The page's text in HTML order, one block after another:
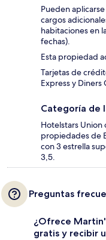
Pueden
cargos
habitaciones en
fechas).
Esta propiedad
Tarjetas de
Express y Diners
Categoría de
Hotelstars Union
propiedades de
con 3 estrella
3,5.
Preguntas
¿Ofrece
gratis y recibir